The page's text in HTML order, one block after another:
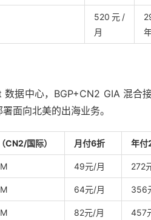
520元/
月
据中心，BGP+CN2 GIA 混合
面向北美的出海业务。
CN2/国际） 月付6折 年付
49元/月 272
64元/月 356
82元/月 457